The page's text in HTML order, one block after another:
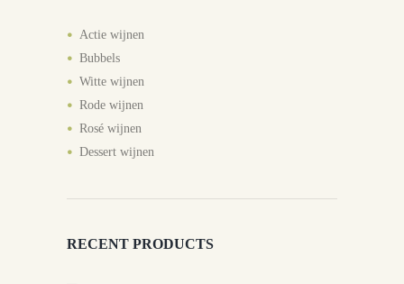
Actie wijnen
Bubbels
Witte wijnen
Rode wijnen
Rosé wijnen
Dessert wijnen
RECENT PRODUCTS